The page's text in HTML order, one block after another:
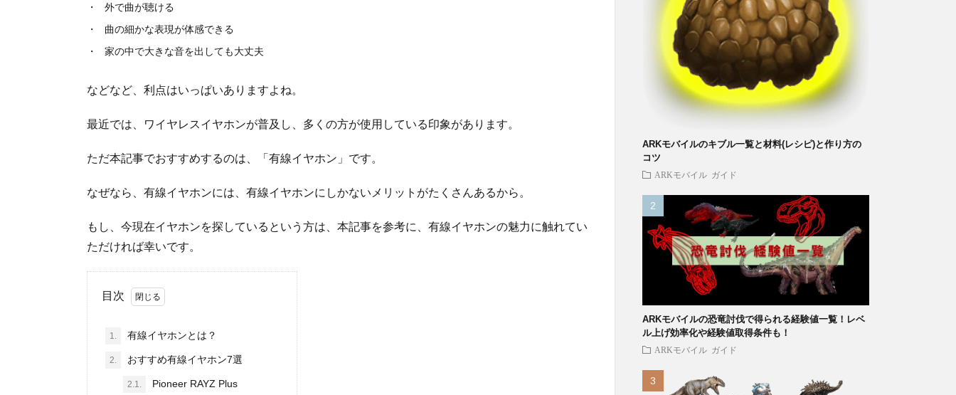
外で曲が聴ける
曲の細かな表現が体感できる
家の中で大きな音を出しても大丈夫
などなど、利点はいっぱいありますよね。
最近では、ワイヤレスイヤホンが普及し、多くの方が使用している印象があります。
ただ本記事でおすすめするのは、「有線イヤホン」です。
なぜなら、有線イヤホンには、有線イヤホンにしかないメリットがたくさんあるから。
もし、今現在イヤホンを探しているという方は、本記事を参考に、有線イヤホンの魅力に触れてい
ただければ幸いです。
目次
1. 有線イヤホンとは？
2. おすすめ有線イヤホン7選
2.1. Pioneer RAYZ Plus
ARKモバイルのキブル一覧と材料(レシピ)と作り方の
コツ
ARKモバイル ガイド
ARKモバイルの恐竜討伐で得られる経験値一覧！レベ
ル上げ効率化や経験値取得条件も！
ARKモバイル ガイド